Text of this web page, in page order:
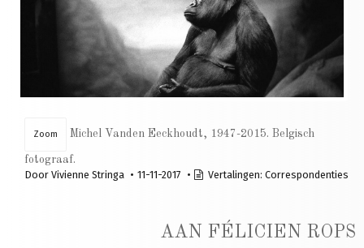
Zoom Michel Vanden Eeckhoudt, 1947-2015. Belgisch
fotograaf.
Door Vivienne Stringa 11-11-2017 Vertalingen: Correspondenties
AAN FÉLICIEN ROPS